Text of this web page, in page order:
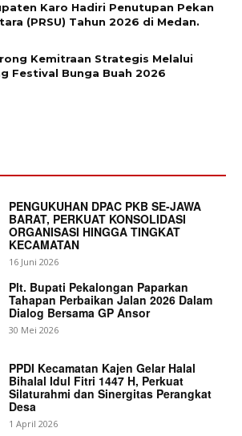
Karo Hadiri Penutupan Pekan
(PRSU) Tahun 2026 di Medan.
Kemitraan Strategis Melalui
Festival Bunga Buah 2026
PENGUKUHAN DPAC PKB SE-JAWA
BARAT, PERKUAT KONSOLIDASI
ORGANISASI HINGGA TINGKAT
KECAMATAN
16 Juni 2026
Plt. Bupati Pekalongan Paparkan
Tahapan Perbaikan Jalan 2026 Dalam
Dialog Bersama GP Ansor
30 Mei 2026
PPDI Kecamatan Kajen Gelar Halal
Bihalal Idul Fitri 1447 H, Perkuat
Silaturahmi dan Sinergitas Perangkat
Desa
1 April 2026